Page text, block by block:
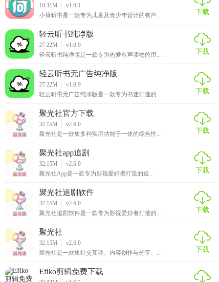
18.31M
v1.0.1
小荷听书是一款专为儿童及青少年设计的有声...
下载
轻云听书纯净版
27.22M
v1.0.9
轻云听书纯净版是一款专为热爱有声读物的用...
下载
轻云听书无广告纯净版
27.22M
v1.0.9
轻云听书无广告纯净版是一款专为书迷打造的...
下载
聚光社官方下载
32.15M
v2.6.0
聚光社是一款集多种实用功能于一体的综合性...
下载
聚光社app追剧
32.15M
v2.6.0
聚光社App是一款专为影视爱好者打造的追...
下载
聚光社追剧软件
32.15M
v2.6.0
聚光社追剧软件是一款专为影视爱好者打造的...
下载
聚光社
32.15M
v2.6.0
聚光社是一款集社交互动、内容创作与分享、...
下载
Efiko剪辑免费下载